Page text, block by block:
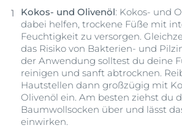
Kokos- und Olivenöl: Kokos- und
dabei helfen, trockene Füße mit
Feuchtigkeit zu versorgen.
das Risiko von Bakterien- und
der Anwendung solltest du deine
reinigen und sanft abtrocknen.
Hautstellen dann großzügig mit
Olivenöl ein. Am besten ziehst du
Baumwollsocken über und lässt
einwirken.